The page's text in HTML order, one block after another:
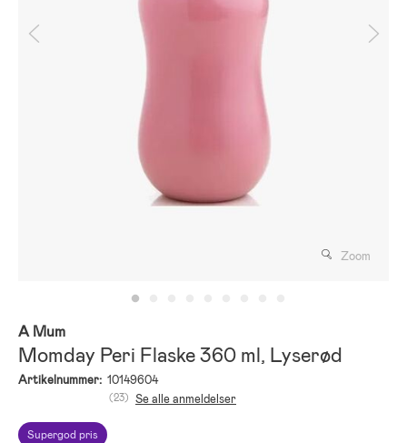
Zoom
A Mum
Momday Peri Flaske 360 ml, Lyserød
Artikelnummer: 10149604
Supergod pris
(23) Se alle anmeldelser